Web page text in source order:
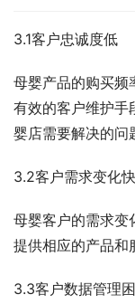
3.1客户忠诚度低
母婴产品的购买频
有效的客户维护手
婴店需要解决的问
3.2客户需求变化快
母婴客户的需求变
提供相应的产品和
3.3客户数据管理